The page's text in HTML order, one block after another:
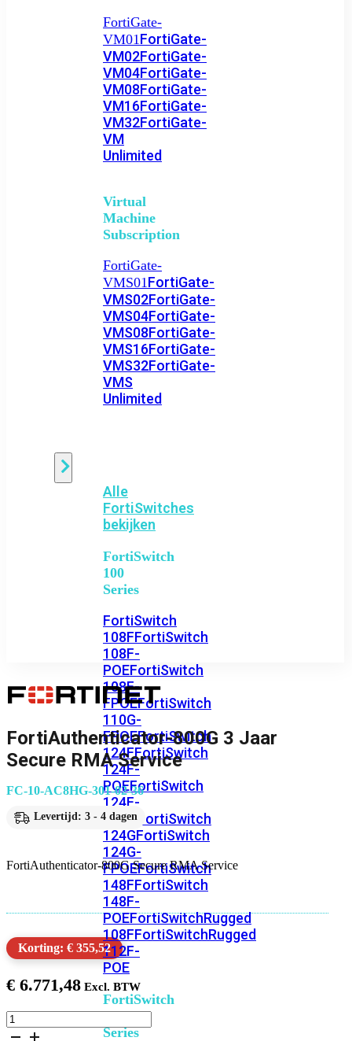
FortiGate-
VM01FortiGate-
VM02FortiGate-
VM04FortiGate-
VM08FortiGate-
VM16FortiGate-
VM32FortiGate-
VM
Unlimited
Virtual
Machine
Subscription
FortiGate-
VMS01FortiGate-
VMS02FortiGate-
VMS04FortiGate-
VMS08FortiGate-
VMS16FortiGate-
VMS32FortiGate-
VMS
Unlimited
Alle
FortiSwitches
bekijken
FortiSwitch
100
Series
FortiSwitch
108FFortiSwitch
108F-
POEFortiSwitch
108F-
FPOEFortiSwitch
110G-
FPOEFortiSwitch
124FFortiSwitch
124F-
POEFortiSwitch
124F-
FPOE FortiSwitch
124GFortiSwitch
124G-
FPOEFortiSwitch
148FFortiSwitch
148F-
POEFortiSwitchRugged
108FFortiSwitchRugged
112F-
POE
FortiSwitch
200
Series
FortiAuthenticator-800G 3 Jaar
Secure RMA Service
FC-10-AC8HG-301-02-36
Levertijd: 3 - 4 dagen
FortiAuthenticator-800G Secure RMA Service
Korting: € 355,52
€ 6.771,48
FortiAuthenticator-
800G